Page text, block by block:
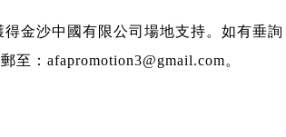
金沙中國有限公司場地支持。如有垂詢
至：afapromotion3@gmail.com。